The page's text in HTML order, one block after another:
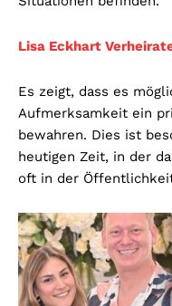
Lisa Eckhart
Es zeigt, dass es
Aufmerksamkeit ein
bewahren. Dies ist
heutigen Zeit, in der
oft in der